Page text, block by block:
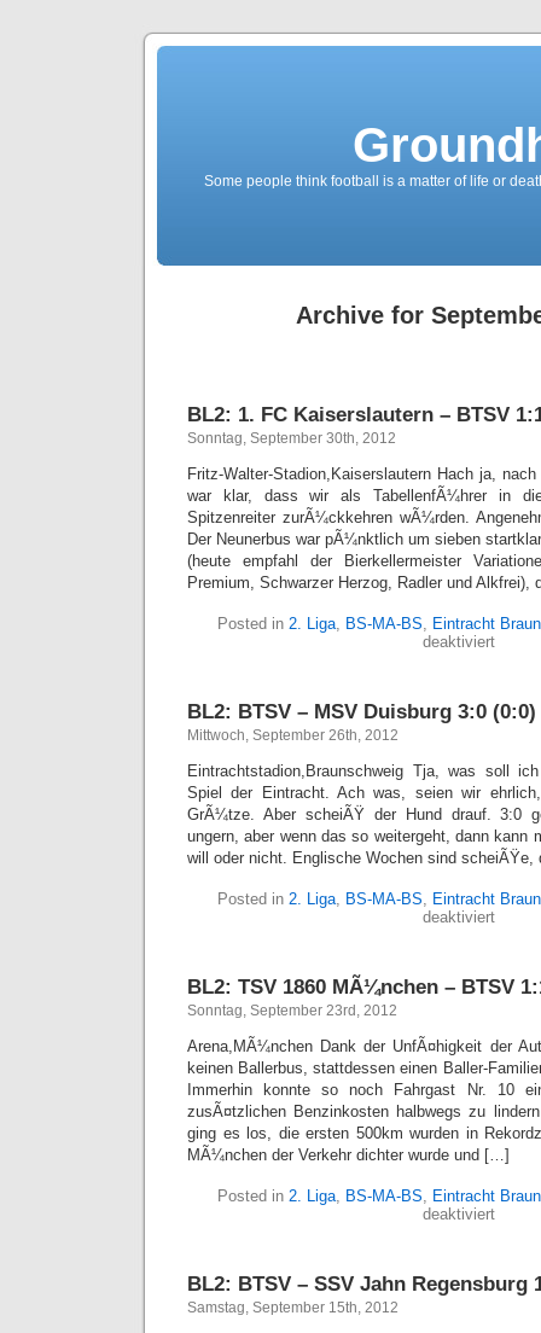
Some people think football is a matter of life or
Archive for
BL2: 1. FC Kaiserslautern – BTSV
Sonntag, September 30th, 2012
Fritz-Walter-Stadion,Kaiserslautern Hach ja,
war klar, dass wir als TabellenfÃ¼hrer in
Spitzenreiter zurÃ¼ckkehren wÃ¼rden.
Der Neunerbus war pÃ¼nktlich um sieben
(heute empfahl der Bierkellermeister
Premium, Schwarzer Herzog, Radler und
Posted in 2. Liga, BS-MA-BS, Eintracht
deaktiviertfür
–
(1:0)
BL2: BTSV – MSV Duisburg 3:0 (0:0)
Mittwoch, September 26th, 2012
Eintrachtstadion,Braunschweig Tja, was soll
Spiel der Eintracht. Ach was, seien wir
GrÃ¼tze. Aber scheiÃŸ der Hund drauf. 3:0
ungern, aber wenn das so weitergeht, dann kann
will oder nicht. Englische Wochen sind
Posted in 2. Liga, BS-MA-BS, Eintracht
deaktiviertfür
MSV
BL2: TSV 1860 MÃ¼nchen – BTSV
Sonntag, September 23rd, 2012
Arena,MÃ¼nchen Dank der UnfÃ¤higkeit der
keinen Ballerbus, stattdessen einen Baller-
Immerhin konnte so noch Fahrgast Nr. 10
zusÃ¤tzlichen Benzinkosten halbwegs zu
ging es los, die ersten 500km wurden in
MÃ¼nchen der Verkehr dichter wurde und […]
Posted in 2. Liga, BS-MA-BS, Eintracht
deaktiviertfür
BL2: BTSV – SSV Jahn Regensburg
Samstag, September 15th, 2012